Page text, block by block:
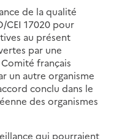
de la qualité
CEI 17020 pour
au présent
par une
français
un autre organisme
conclu dans le
des organismes
qui pourraient